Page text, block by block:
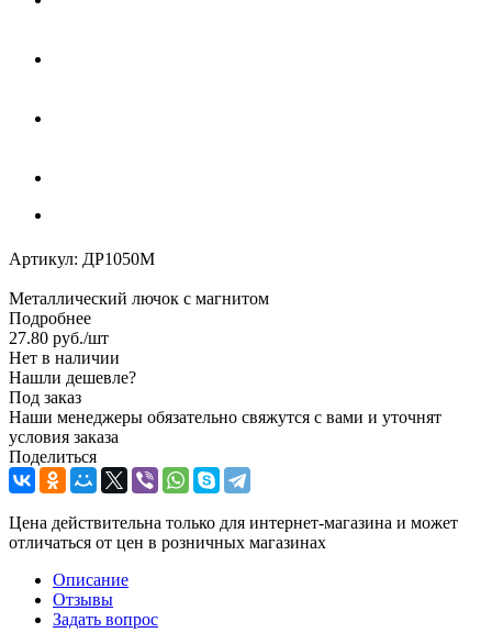
Артикул: ДР1050М
Металлический лючок с магнитом
Подробнее
27.80 руб./шт
Нет в наличии
Нашли дешевле?
Под заказ
Наши менеджеры обязательно свяжутся с вами и уточнят
условия заказа
Поделиться
Цена действительна только для интернет-магазина и может
отличаться от цен в розничных магазинах
Описание
Отзывы
Задать вопрос